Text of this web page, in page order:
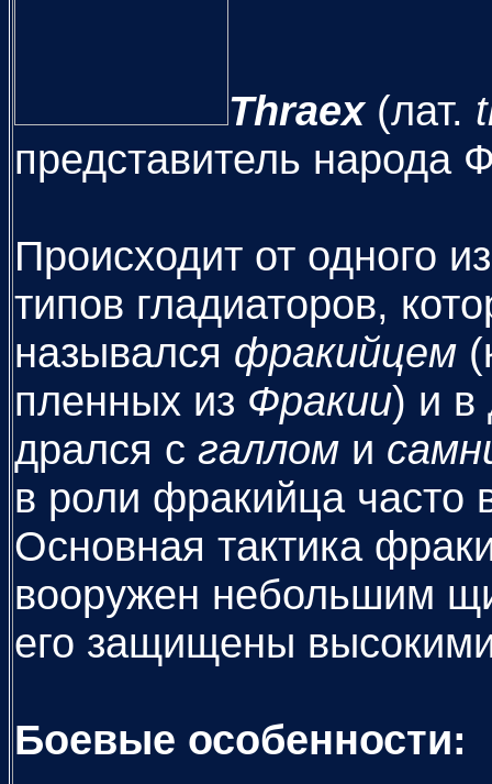
Thraex(лат.
представитель народа
Происходит от одного
типов гладиаторов,
назывался фракийцем
пленных из Фракии) и в
дрался с галлом и
в роли фракийца часто
Основная тактика
вооружен небольшим
его защищены
Боевые особенности: